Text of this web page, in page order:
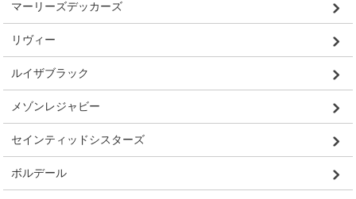
マーリーズデッカーズ
リヴィー
ルイザブラック
メゾンレジャビー
セインティッドシスターズ
ボルデール